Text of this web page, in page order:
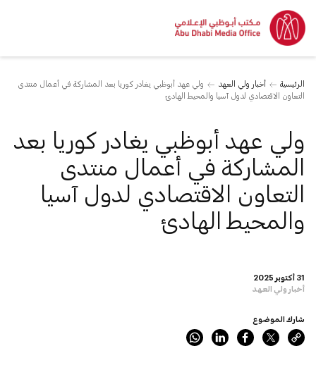
الرئيسية أخبار ولي العهد
ولي عهد أبوظبي يغادر كوريا بعد المشاركة في أعمال منتدى
التعاون الاقتصادي لدول آسيا والمحيط الهادئ
31 أكتوبر 2025
أخبار ولي العهد
ولي عهد أبوظبي يغادر كوريا بعد
المشاركة في أعمال منتدى
التعاون الاقتصادي لدول آسيا
والمحيط الهادئ
شارك الموضوع